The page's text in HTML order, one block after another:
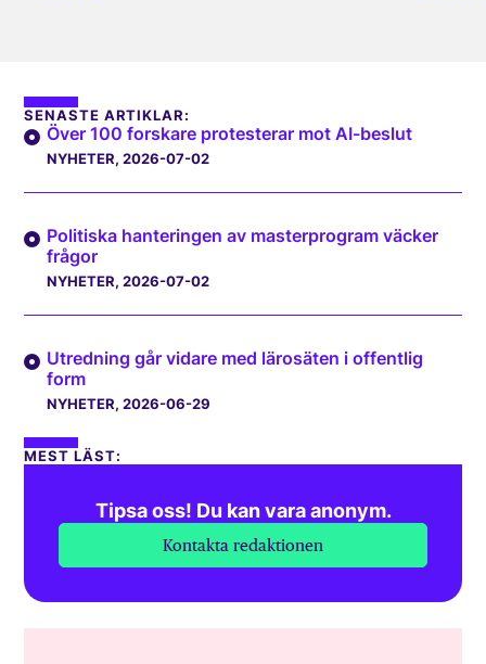
SENASTE ARTIKLAR:
Över 100 forskare protesterar mot AI-beslut
NYHETER, 2026-07-02
Politiska hanteringen av masterprogram väcker
frågor
NYHETER, 2026-07-02
Utredning går vidare med lärosäten i offentlig
form
NYHETER, 2026-06-29
MEST LÄST:
Tipsa oss! Du kan vara anonym.
Kontakta redaktionen